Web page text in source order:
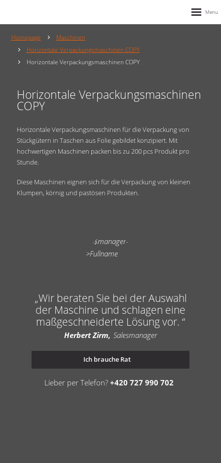
Homepage
Maschinen
Horizontale Verpackungsmaschinen COPY
Horizontale Verpackungsmaschinen COPY
Horizontale Verpackungsmaschinen
COPY
Horizontale Verpackungsmaschinen für die Verpackung von
Stückgütern in Taschen aus Folie gebildet konzipiert. Mit
hochwertigen Maschinen packen bis zu 200 pcs Produkt pro
Stunde.
Diese Maschinen eignen sich für die Verpackung von kleinen
Klumpen, körnig und pastösen Produkten.
Wir beraten Sie bei der Auswahl
der Maschine und schlagen eine
maßgeschneiderte Lösung vor.
Herbert Zirm Salesmanager
Ich brauche Rat
Lieber per Telefon? +420 727 990 702